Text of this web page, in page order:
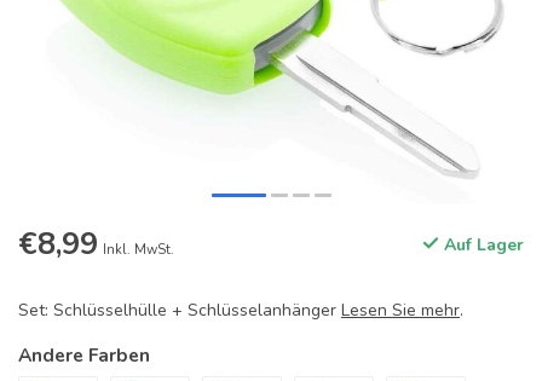
€8,99 Inkl. MwSt. Auf Lager
Set: Schlüsselhülle + Schlüsselanhänger Lesen Sie mehr.
Andere Farben